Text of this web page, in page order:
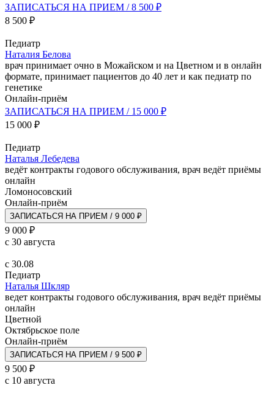
ЗАПИСАТЬСЯ НА ПРИЕМ / 8 500 ₽
8 500 ₽
Педиатр
Наталия Белова
врач принимает очно в Можайском и на Цветном и в онлайн
формате, принимает пациентов до 40 лет и как педиатр по
генетике
Онлайн-приём
ЗАПИСАТЬСЯ НА ПРИЕМ / 15 000 ₽
15 000 ₽
Педиатр
Наталья Лебедева
ведёт контракты годового обслуживания, врач ведёт приёмы
онлайн
Ломоносовский
Онлайн-приём
ЗАПИСАТЬСЯ НА ПРИЕМ / 9 000 ₽
9 000 ₽
с 30 августа
с 30.08
Педиатр
Наталья Шкляр
ведет контракты годового обслуживания, врач ведёт приёмы
онлайн
Цветной
Октябрьское поле
Онлайн-приём
ЗАПИСАТЬСЯ НА ПРИЕМ / 9 500 ₽
9 500 ₽
с 10 августа